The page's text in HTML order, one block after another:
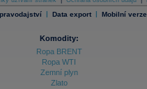
| Data export | Mobilní verze
Komodity:
Ropa BRENT
Ropa WTI
Zemní plyn
Zlato